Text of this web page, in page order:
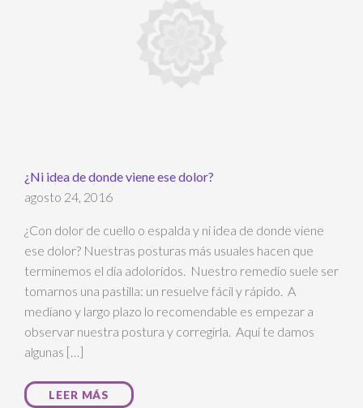
¿Ni idea de donde viene ese dolor?
agosto 24, 2016
¿Con dolor de cuello o espalda y ni idea de donde viene
ese dolor? Nuestras posturas más usuales hacen que
terminemos el día adoloridos. Nuestro remedio suele ser
tomarnos una pastilla: un resuelve fácil y rápido. A
mediano y largo plazo lo recomendable es empezar a
observar nuestra postura y corregirla. Aquí te damos
algunas […]
LEER MÁS